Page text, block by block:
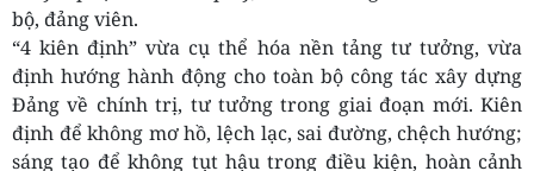
bộ, đảng viên.
“4 kiên định” vừa cụ thể hóa nền tảng tư tưởng, vừa
định hướng hành động cho toàn bộ công tác xây dựng
Đảng về chính trị, tư tưởng trong giai đoạn mới. Kiên
định để không mơ hồ, lệch lạc, sai đường, chệch hướng;
sáng tạo để không tụt hậu trong điều kiện, hoàn cảnh